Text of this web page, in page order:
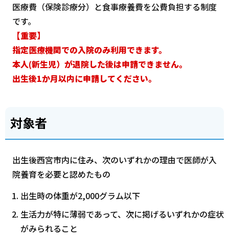
医療費（保険診療分）と食事療養費を公費負担する制度
です。
【重要】
指定医療機関での入院のみ利用できます。
本人(新生児） が退院した後は申請できません。
出生後1か月以内に申請してください。
対象者
出生後西宮市内に住み、次のいずれかの理由で医師が入
院養育を必要と認めたもの
出生時の体重が2,000グラム以下
生活力が特に薄弱であって、次に掲げるいずれかの症状
がみられること